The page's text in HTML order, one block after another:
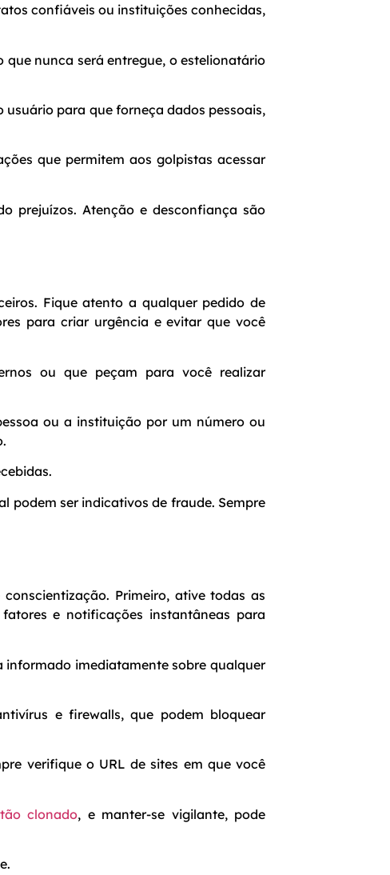
confiáveis ou instituições conhecidas,
nunca será entregue, o estelionatário
para que forneça dados pessoais,
que permitem aos golpistas acessar
prejuízos. Atenção e desconfiança são
Fique atento a qualquer pedido de
para criar urgência e evitar que você
ou que peçam para você realizar
ou a instituição por um número ou
podem ser indicativos de fraude. Sempre
Primeiro, ative todas as
e notificações instantâneas para
imediatamente sobre qualquer
e firewalls, que podem bloquear
verifique o URL de sites em que você
clonado, e manter-se vigilante, pode